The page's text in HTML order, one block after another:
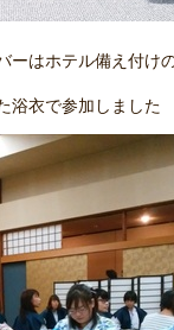
はホテル備え付け
浴衣で参加しました